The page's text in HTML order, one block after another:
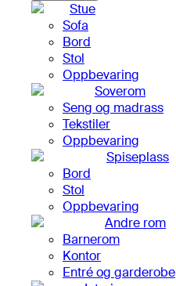
Stue
Sofa
Bord
Stol
Oppbevaring
Soverom
Seng og madrass
Tekstiler
Oppbevaring
Spiseplass
Bord
Stol
Oppbevaring
Andre rom
Barnerom
Kontor
Entré og garderobe